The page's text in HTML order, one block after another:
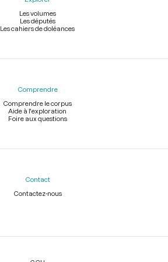
Les volumes
Les députés
Les cahiers de doléances
Comprendre
Comprendre le corpus
Aide à l'exploration
Foire aux questions
Contact
Contactez-nous